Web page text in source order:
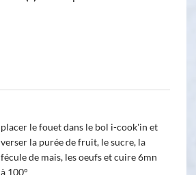
placer le fouet dans le bol i-cook'in et
verser la purée de fruit, le sucre, la
fécule de mais, les oeufs et cuire 6mn
à 100°